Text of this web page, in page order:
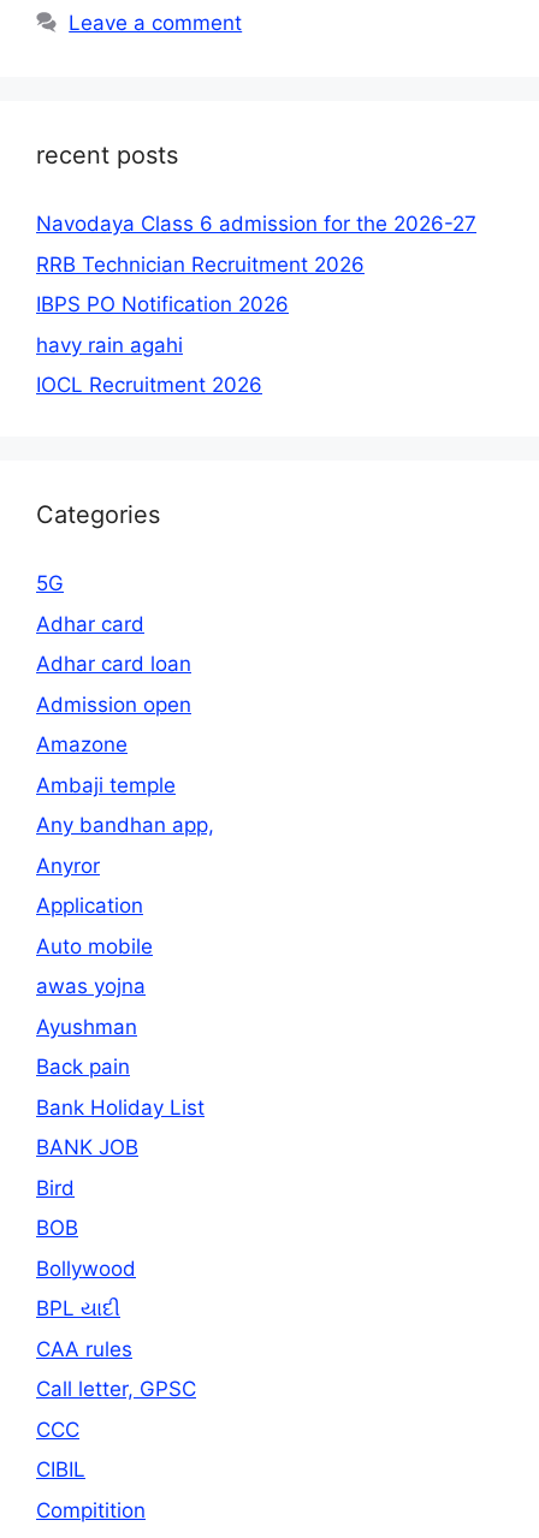
Leave a comment
recent posts
Navodaya Class 6 admission for the 2026-27
RRB Technician Recruitment 2026
IBPS PO Notification 2026
havy rain agahi
IOCL Recruitment 2026
Categories
5G
Adhar card
Adhar card loan
Admission open
Amazone
Ambaji temple
Any bandhan app,
Anyror
Application
Auto mobile
awas yojna
Ayushman
Back pain
Bank Holiday List
BANK JOB
Bird
BOB
Bollywood
BPL યાદી
CAA rules
Call letter, GPSC
CCC
CIBIL
Compitition